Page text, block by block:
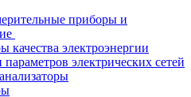
приборы и
качества электроэнергии
электрических сетей